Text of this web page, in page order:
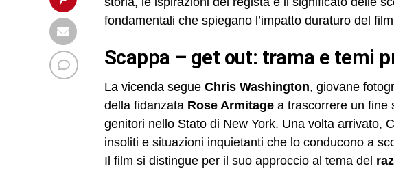
fondamentali che spiegano l’impatto duraturo del
scappa – get out: trama e temi
La vicenda segue Chris Washington, giovane
della fidanzata Rose Armitage a trascorrere un fine
genitori nello Stato di New York. Una volta arrivato,
insoliti e situazioni inquietanti che lo conducono a
Il film si distingue per il suo approccio al tema del